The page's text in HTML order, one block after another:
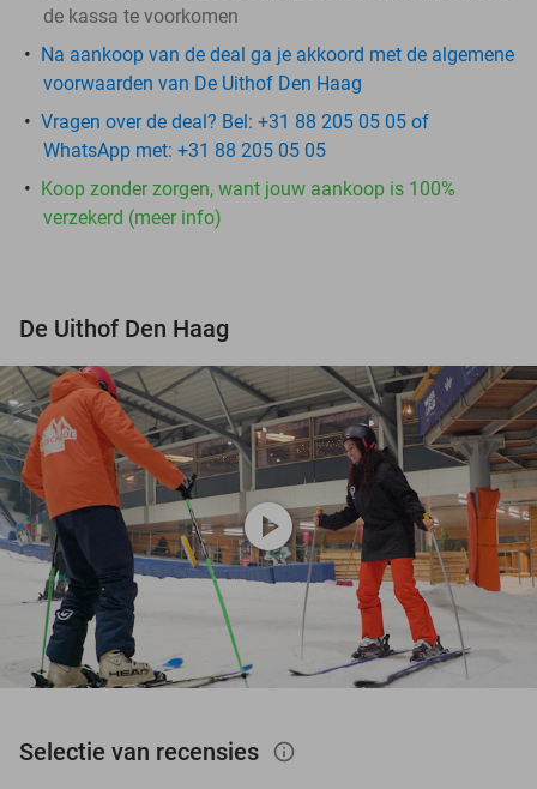
de kassa te voorkomen
Na aankoop van de deal ga je akkoord met de algemene
voorwaarden van De Uithof Den Haag
Vragen over de deal? Bel: +31 88 205 05 05 of
WhatsApp met: +31 88 205 05 05
Koop zonder zorgen, want jouw aankoop is 100%
verzekerd (meer info)
De Uithof Den Haag
play_circle
Selectie van recensies info_outlined